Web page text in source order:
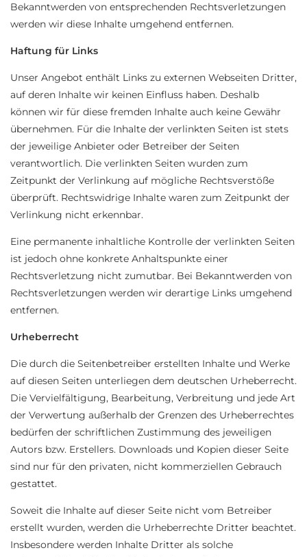
Bekanntwerden von entsprechenden Rechtsverletzungen
werden wir diese Inhalte umgehend entfernen.
Haftung für Links
Unser Angebot enthält Links zu externen Webseiten Dritter,
auf deren Inhalte wir keinen Einfluss haben. Deshalb
können wir für diese fremden Inhalte auch keine Gewähr
übernehmen. Für die Inhalte der verlinkten Seiten ist stets
der jeweilige Anbieter oder Betreiber der Seiten
verantwortlich. Die verlinkten Seiten wurden zum
Zeitpunkt der Verlinkung auf mögliche Rechtsverstöße
überprüft. Rechtswidrige Inhalte waren zum Zeitpunkt der
Verlinkung nicht erkennbar.
Eine permanente inhaltliche Kontrolle der verlinkten Seiten
ist jedoch ohne konkrete Anhaltspunkte einer
Rechtsverletzung nicht zumutbar. Bei Bekanntwerden von
Rechtsverletzungen werden wir derartige Links umgehend
entfernen.
Urheberrecht
Die durch die Seitenbetreiber erstellten Inhalte und Werke
auf diesen Seiten unterliegen dem deutschen Urheberrecht.
Die Vervielfältigung, Bearbeitung, Verbreitung und jede Art
der Verwertung außerhalb der Grenzen des Urheberrechtes
bedürfen der schriftlichen Zustimmung des jeweiligen
Autors bzw. Erstellers. Downloads und Kopien dieser Seite
sind nur für den privaten, nicht kommerziellen Gebrauch
gestattet.
Soweit die Inhalte auf dieser Seite nicht vom Betreiber
erstellt wurden, werden die Urheberrechte Dritter beachtet.
Insbesondere werden Inhalte Dritter als solche